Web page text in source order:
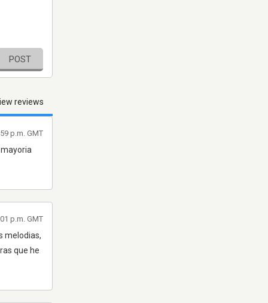
POST
reviews
p.m. GMT
melodias,
que he
p.m. GMT